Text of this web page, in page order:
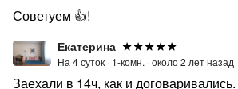
Советуем 👍!
Екатерина
На 4 суток · 1-комн. ·около 2 лет назад
Заехали в 14ч, как и